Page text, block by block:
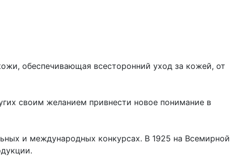
обеспечивающая всесторонний уход за кожей, от
своим желанием привнести новое понимание в
и международных конкурсах. В 1925 на Всемирной